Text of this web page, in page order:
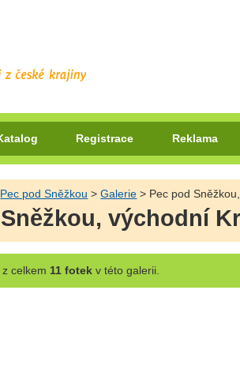
Registrace Reklama
Pec pod Sněžkou >Galerie > Pec pod
východní
celkem 11 fotekv této galerii.